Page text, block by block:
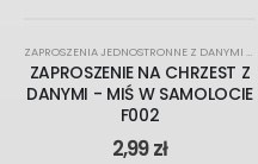
ZAPROSZENIA JEDNOSTRONNE Z DANYMI UROCZYSTOŚCI
ZAPROSZENIE NA CHRZEST Z
DANYMI - MIŚ W SAMOLOCIE
F002
2,99zł